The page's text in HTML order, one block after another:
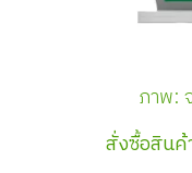
ภาพ:
สั่งซื้อสินค้